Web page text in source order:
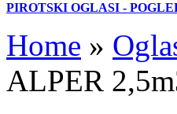
PIROTSKI OGLASI -
Home »
ALPER